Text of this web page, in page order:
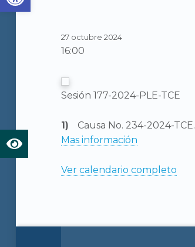
27 octubre 2024
16:00
Sesión 177-2024-PLE-TCE
Causa No. 234-2024-TCE.
Mas información
Ver calendario completo